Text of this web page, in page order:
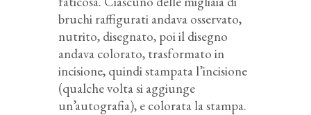
bruchi raffigurati andava osservato,
nutrito, disegnato, poi il disegno
andava colorato, trasformato in
incisione, quindi stampata l’incisione
(qualche volta si aggiunge
un’autografia), e colorata la stampa.